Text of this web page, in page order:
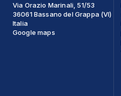
Via Orazio Marinali, 51/53
36061 Bassano del Grappa (VI)
Italia
Google maps